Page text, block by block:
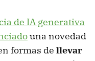
de IA generativa
una novedad
formas de llevar